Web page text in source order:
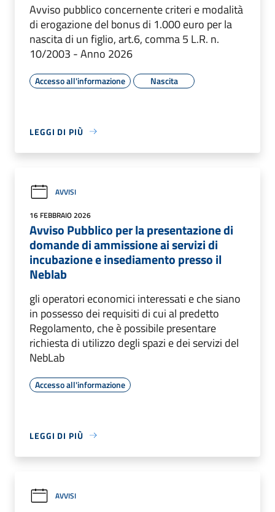
Avviso pubblico concernente criteri e modalità
di erogazione del bonus di 1.000 euro per la
nascita di un figlio, art.6, comma 5 L.R. n.
10/2003 - Anno 2026
Accesso all'informazione Nascita
LEGGI DI PIÙ
AVVISI
16 FEBBRAIO 2026
Avviso Pubblico per la presentazione di
domande di ammissione ai servizi di
incubazione e insediamento presso il
Neblab
gli operatori economici interessati e che siano
in possesso dei requisiti di cui al predetto
Regolamento, che è possibile presentare
richiesta di utilizzo degli spazi e dei servizi del
NebLab
Accesso all'informazione
LEGGI DI PIÙ
AVVISI